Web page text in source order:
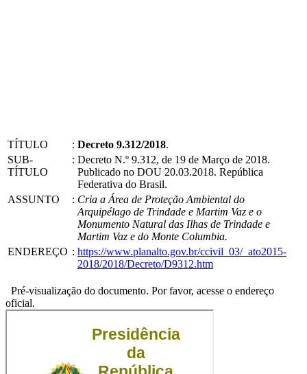
TÍTULO : Decreto 9.312/2018.
SUB-
TÍTULO
: Decreto N.º 9.312, de 19 de Março de 2018.
Publicado no DOU 20.03.2018. República
Federativa do Brasil.
ASSUNTO
: Cria a Área de Proteção Ambiental do
Arquipélago de Trindade e Martim Vaz e o
Monumento Natural das Ilhas de Trindade e
Martim Vaz e do Monte Columbia.
ENDEREÇO : https://www.planalto.gov.br/ccivil_03/_ato2015-
2018/2018/Decreto/D9312.htm
Pré-visualização do documento. Por favor, acesse o endereço
oficial.